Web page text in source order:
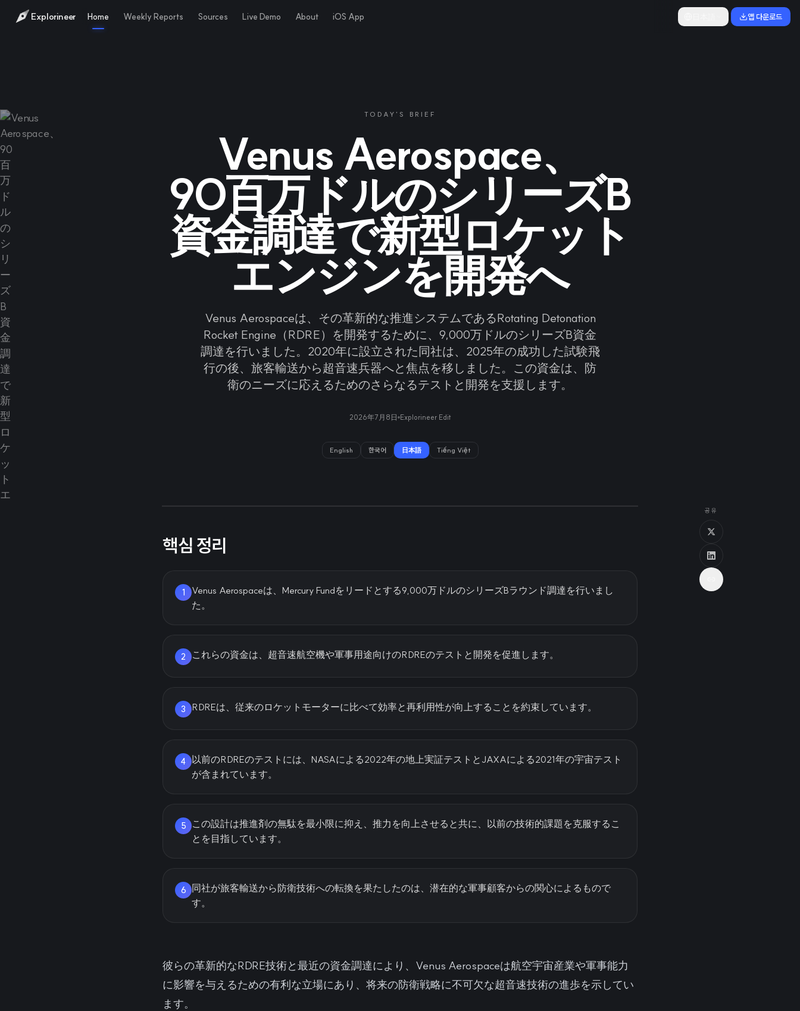
Explorineer Home Weekly Reports Sources Live Demo About iOS App 앱 다운로드
TODAY'S BRIEF
Venus Aerospace、
90百万ドルのシリーズB
資金調達で新型ロケット
エンジンを開発へ
Venus Aerospaceは、その革新的な推進システムであるRotating Detonation
Rocket Engine（RDRE）を開発するために、9,000万ドルのシリーズB資金
調達を行いました。2020年に設立された同社は、2025年の成功した試験飛
行の後、旅客輸送から超音速兵器へと焦点を移しました。この資金は、防
衛のニーズに応えるためのさらなるテストと開発を支援します。
2026年7月8日 Explorineer Edit
English 한국어 日本語 Tiếng Việt
핵심 정리
1
Venus Aerospaceは、Mercury Fundをリードとする9,000万ドルのシリーズBラウンド調達を行いまし
た。
2 これらの資金は、超音速航空機や軍事用途向けのRDREのテストと開発を促進します。
3 RDREは、従来のロケットモーターに比べて効率と再利用性が向上することを約束しています。
4
以前のRDREのテストには、NASAによる2022年の地上実証テストとJAXAによる2021年の宇宙テスト
が含まれています。
5
この設計は推進剤の無駄を最小限に抑え、推力を向上させると共に、以前の技術的課題を克服するこ
とを目指しています。
6
同社が旅客輸送から防衛技術への転換を果たしたのは、潜在的な軍事顧客からの関心によるもので
す。
彼らの革新的なRDRE技術と最近の資金調達により、Venus Aerospaceは航空宇宙産業や軍事能力
に影響を与えるための有利な立場にあり、将来の防衛戦略に不可欠な超音速技術の進歩を示してい
ます。
공유